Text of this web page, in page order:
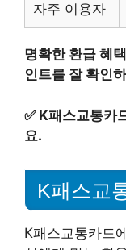
자주 이용자
명확한 환급 혜
인트를 잘 확인
✅ K패스교통카
요.
K패스교
K패스교통카드